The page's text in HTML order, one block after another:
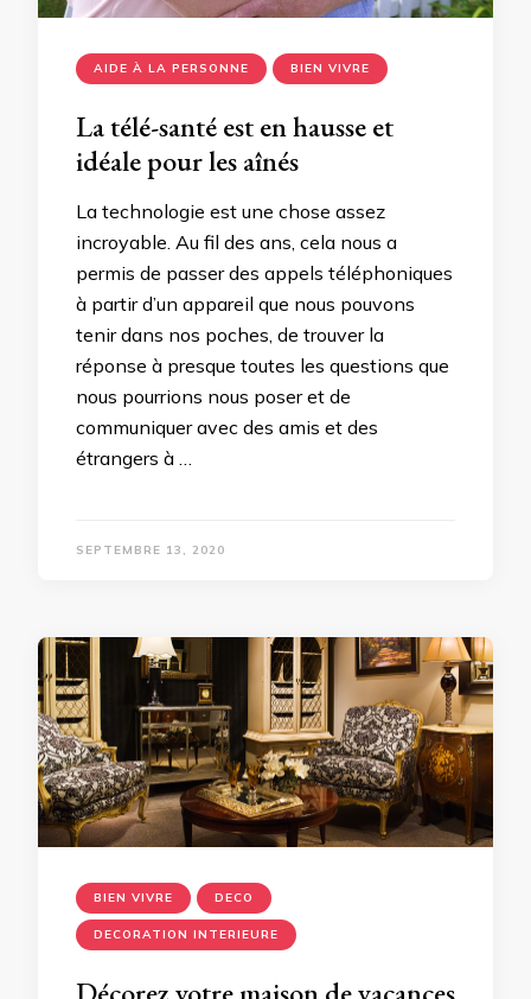
AIDE À LA PERSONNE BIEN VIVRE
La télé-santé est en hausse et
idéale pour les aînés
La technologie est une chose assez
incroyable. Au fil des ans, cela nous a
permis de passer des appels téléphoniques
à partir d’un appareil que nous pouvons
tenir dans nos poches, de trouver la
réponse à presque toutes les questions que
nous pourrions nous poser et de
communiquer avec des amis et des
étrangers à …
SEPTEMBRE 13, 2020
BIEN VIVRE DECO
DECORATION INTERIEURE